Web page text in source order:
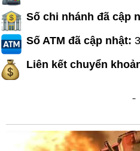
Số chi nhánh đã cập
Số ATM đã cập nhật:
Liên kết chuyển